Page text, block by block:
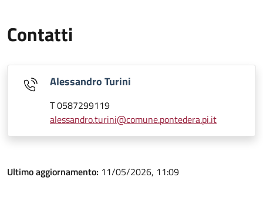
Contatti
Alessandro Turini
T 0587299119
alessandro.turini@comune.pontedera.pi.it
Ultimo aggiornamento: 11/05/2026, 11:09